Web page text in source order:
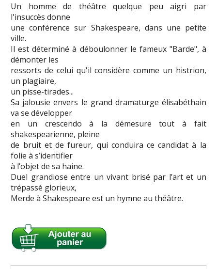
Un homme de théâtre quelque peu aigri par
l'insuccès donne
une conférence sur Shakespeare, dans une petite
ville.
Il est déterminé à déboulonner le fameux "Barde", à
démonter les
ressorts de celui qu'il considère comme un histrion,
un plagiaire,
un pisse-tirades...
Sa jalousie envers le grand dramaturge élisabéthain
va se développer
en un crescendo à la démesure tout à fait
shakespearienne, pleine
de bruit et de fureur, qui conduira ce candidat à la
folie à s’identifier
à l’objet de sa haine.
Duel grandiose entre un vivant brisé par l’art et un
trépassé glorieux,
Merde à Shakespeare est un hymne au théâtre.